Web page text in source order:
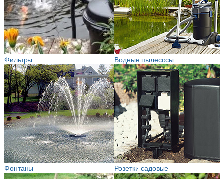
Фильтры Водные пылесосы
Фонтаны Розетки садовые